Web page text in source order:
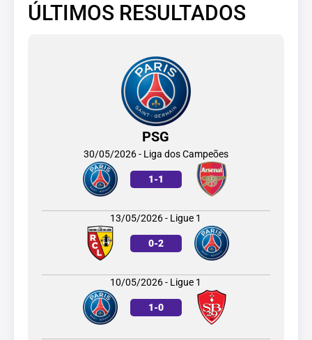
ÚLTIMOS RESULTADOS
PSG
30/05/2026 - Liga dos Campeões
1-1
13/05/2026 - Ligue 1
0-2
10/05/2026 - Ligue 1
1-0